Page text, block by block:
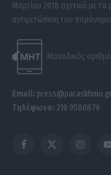
Μαρτίου 2018 σχετικά με τα
αντιμετώπιση του
Μοναδικός
Email: press@paraskhnio.gr
Τηλέφωνο: 210 9580876
Facebook
X